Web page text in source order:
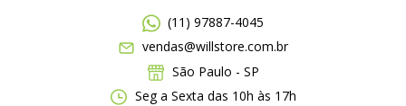
(11) 97887-4045
vendas@willstore.com.br
São Paulo - SP
Seg a Sexta das 10h às 17h